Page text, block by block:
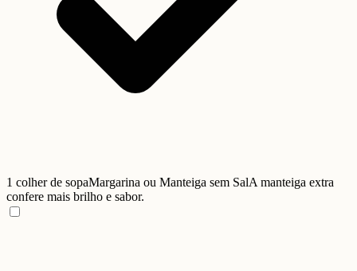
1 colher de sopaMargarina ou Manteiga sem SalA manteiga extra
confere mais brilho e sabor.